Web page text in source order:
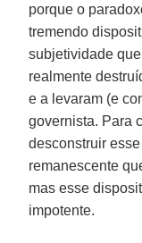
porque o
tremendo
subjetividade
realmente
e a levaram (e
governista. Para
desconstruir
remanescente
mas esse
impotente.